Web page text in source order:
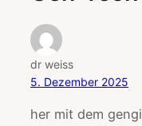
dr weiss
5. Dezember 2025
her mit dem